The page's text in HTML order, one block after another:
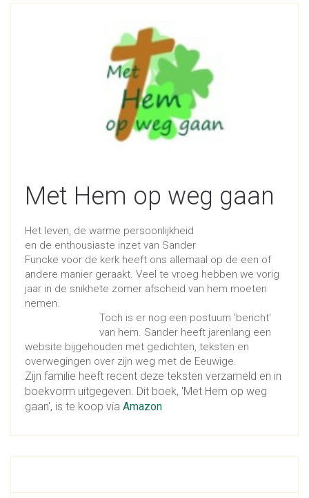
Met Hem op weg gaan
Het leven, de warme persoonlijkheid
en de enthousiaste inzet van Sander
Funcke voor de kerk heeft ons allemaal op de een of
andere manier geraakt. Veel te vroeg hebben we vorig
jaar in de snikhete zomer afscheid van hem moeten
nemen.
Toch is er nog een postuum 'bericht'
van hem. Sander heeft jarenlang een
website bijgehouden met gedichten, teksten en
overwegingen over zijn weg met de Eeuwige.
Zijn familie heeft recent deze teksten verzameld en in
boekvorm uitgegeven. Dit boek, 'Met Hem op weg
gaan', is te koop via Amazon